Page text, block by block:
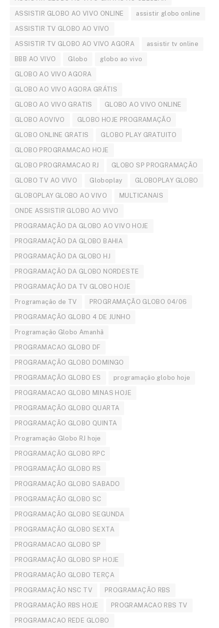
ASSISTIR GLOBO AO VIVO ONLINE assistir globo online
ASSISTIR TV GLOBO AO VIVO
ASSISTIR TV GLOBO AO VIVO AGORA assistir tv online
BBB AO VIVO Globo globo ao vivo
GLOBO AO VIVO AGORA
GLOBO AO VIVO AGORA GRÁTIS
GLOBO AO VIVO GRATIS GLOBO AO VIVO ONLINE
GLOBO AOVIVO GLOBO HOJE PROGRAMAÇÃO
GLOBO ONLINE GRATIS GLOBO PLAY GRATUITO
GLOBO PROGRAMACAO HOJE
GLOBO PROGRAMACAO RJ GLOBO SP PROGRAMAÇÃO
GLOBO TV AO VIVO Globoplay GLOBOPLAY GLOBO
GLOBOPLAY GLOBO AO VIVO MULTICANAIS
ONDE ASSISTIR GLOBO AO VIVO
PROGRAMAÇÃO DA GLOBO AO VIVO HOJE
PROGRAMAÇÃO DA GLOBO BAHIA
PROGRAMAÇÃO DA GLOBO HJ
PROGRAMAÇÃO DA GLOBO NORDESTE
PROGRAMAÇÃO DA TV GLOBO HOJE
Programação de TV PROGRAMAÇÃO GLOBO 04/06
PROGRAMAÇÃO GLOBO 4 DE JUNHO
Programação Globo Amanhã
PROGRAMACAO GLOBO DF
PROGRAMAÇÃO GLOBO DOMINGO
PROGRAMAÇÃO GLOBO ES programação globo hoje
PROGRAMACAO GLOBO MINAS HOJE
PROGRAMAÇÃO GLOBO QUARTA
PROGRAMAÇÃO GLOBO QUINTA
Programação Globo RJ hoje
PROGRAMAÇÃO GLOBO RPC
PROGRAMAÇÃO GLOBO RS
PROGRAMAÇÃO GLOBO SABADO
PROGRAMAÇÃO GLOBO SC
PROGRAMAÇÃO GLOBO SEGUNDA
PROGRAMAÇÃO GLOBO SEXTA
PROGRAMACAO GLOBO SP
PROGRAMAÇÃO GLOBO SP HOJE
PROGRAMAÇÃO GLOBO TERÇA
PROGRAMAÇÃO NSC TV PROGRAMAÇÃO RBS
PROGRAMAÇÃO RBS HOJE PROGRAMACAO RBS TV
PROGRAMACAO REDE GLOBO